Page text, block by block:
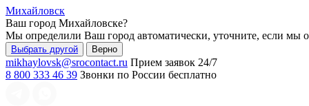
Михайловск
Ваш город Михайловске?
Мы определили Ваш город автоматически, уточните, если мы
Выбрать другой Верно
mikhaylovsk@srocontact.ru Прием заявок 24/7
8 800 333 46 39 Звонки по России бесплатно